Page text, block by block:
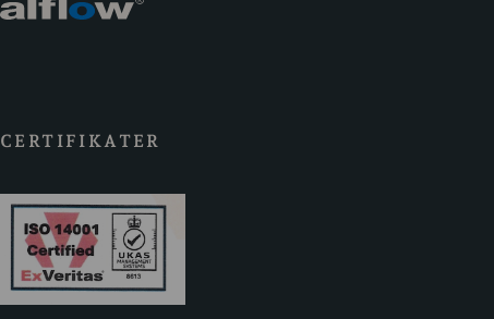
CERTIFIKATER